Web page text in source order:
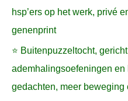
hsp’ers op het werk, privé
genenprint
⭐ Buitenpuzzeltocht,
ademhalingsoefeningen
gedachten, meer beweging